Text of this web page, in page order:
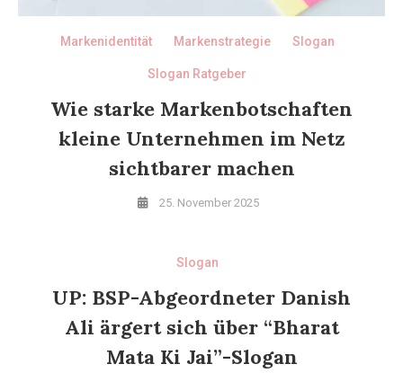
Markenidentität Markenstrategie Slogan
Slogan Ratgeber
Wie starke Markenbotschaften
kleine Unternehmen im Netz
sichtbarer machen
25. November 2025
Slogan
UP: BSP-Abgeordneter Danish
Ali ärgert sich über “Bharat
Mata Ki Jai”-Slogan